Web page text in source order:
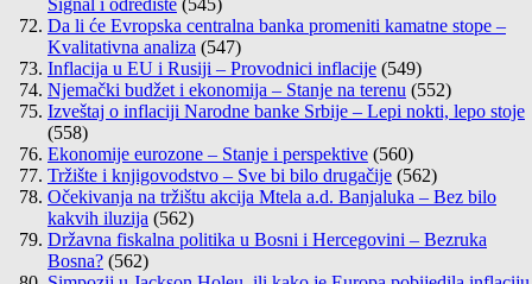
Signal i odredište (545)
Da li će Evropska centralna banka promeniti kamatne stope –
Kvalitativna analiza (547)
Inflacija u EU i Rusiji – Provodnici inflacije (549)
Njemački budžet i ekonomija – Stanje na terenu (552)
Izveštaj o inflaciji Narodne banke Srbije – Lepi nokti, lepo stoje
(558)
Ekonomije eurozone – Stanje i perspektive (560)
Tržište i knjigovodstvo – Sve bi bilo drugačije (562)
Očekivanja na tržištu akcija Mtela a.d. Banjaluka – Bez bilo
kakvih iluzija (562)
Državna fiskalna politika u Bosni i Hercegovini – Bezruka
Bosna? (562)